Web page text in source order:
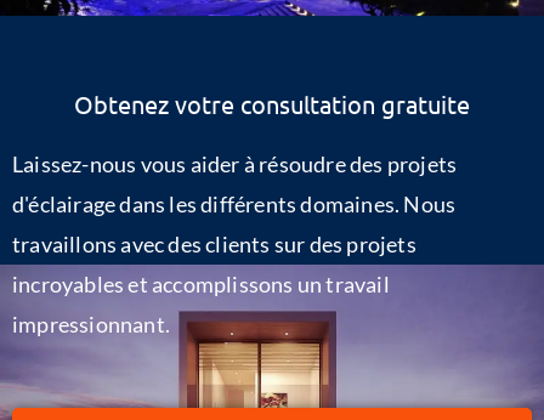
Obtenez votre consultation gratuite
Laissez-nous vous aider à résoudre des projets
d'éclairage dans les différents domaines. Nous
travaillons avec des clients sur des projets
incroyables et accomplissons un travail
impressionnant.